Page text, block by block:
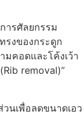
ารศัลยกรรม
รงของกระดูก
มคอดและโค้งเว้า
removal)”
นเพื่อลดขนาดเอว